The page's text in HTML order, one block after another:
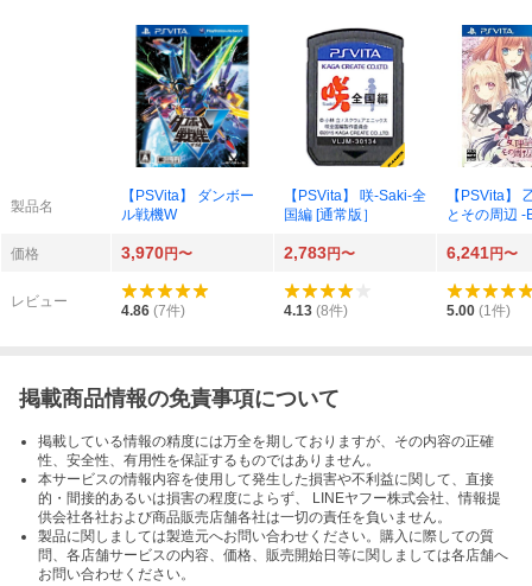
製品名
【PSVita】 ダンボー
ル戦機W
【PSVita】 咲-Saki-全
国編 [通常版］
【PSVita】
とその周辺 -
価格
3,970円〜 2,783円〜 6,241円〜
レビュー
4.86 (7件) 4.13 (8件) 5.00 (1件)
掲載商品情報の免責事項について
掲載している情報の精度には万全を期しておりますが、その内容の正確
性、安全性、有用性を保証するものではありません。
本サービスの情報内容を使用して発生した損害や不利益に関して、直接
的・間接的あるいは損害の程度によらず、 LINEヤフー株式会社、情報提
供会社各社および商品販売店舗各社は一切の責任を負いません。
製品に関しましては製造元へお問い合わせください。購入に際しての質
問、各店舗サービスの内容、価格、販売開始日等に関しましては各店舗へ
お問い合わせください。